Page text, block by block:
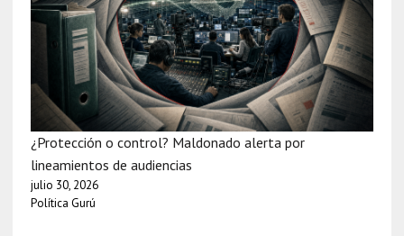
¿Protección o control? Maldonado alerta por
lineamientos de audiencias
julio 30, 2026
Política Gurú